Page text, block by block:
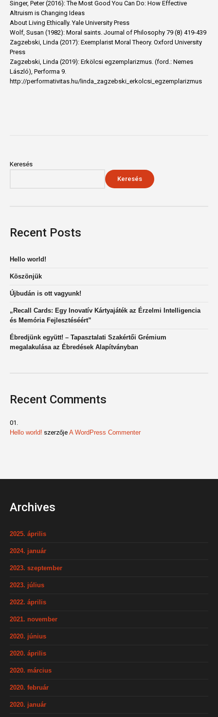
Singer, Peter (2016): The Most Good You Can Do: How Effective
Altruism is Changing Ideas
About Living Ethically. Yale University Press
Wolf, Susan (1982): Moral saints. Journal of Philosophy 79 (8) 419-439
Zagzebski, Linda (2017): Exemplarist Moral Theory. Oxford University
Press
Zagzebski, Linda (2019): Erkölcsi egzemplarizmus. (ford.: Nemes
László), Performa 9.
http://performativitas.hu/linda_zagzebski_erkolcsi_egzemplarizmus
Keresés
Keresés
Recent Posts
Hello world!
Köszönjük
Újbudán is ott vagyunk!
„Recall Cards: Egy Inovatív Kártyajáték az Érzelmi Intelligencia
és Memória Fejlesztéséért”
Ébredjünk együtt! – Tapasztalati Szakértői Grémium
megalakulása az Ébredések Alapítványban
Recent Comments
Hello world! szerzője A WordPress Commenter
Archives
2025. április
2024. január
2023. szeptember
2023. július
2022. április
2021. november
2020. június
2020. április
2020. március
2020. február
2020. január